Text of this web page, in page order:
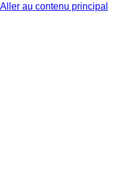
Aller au contenu principal